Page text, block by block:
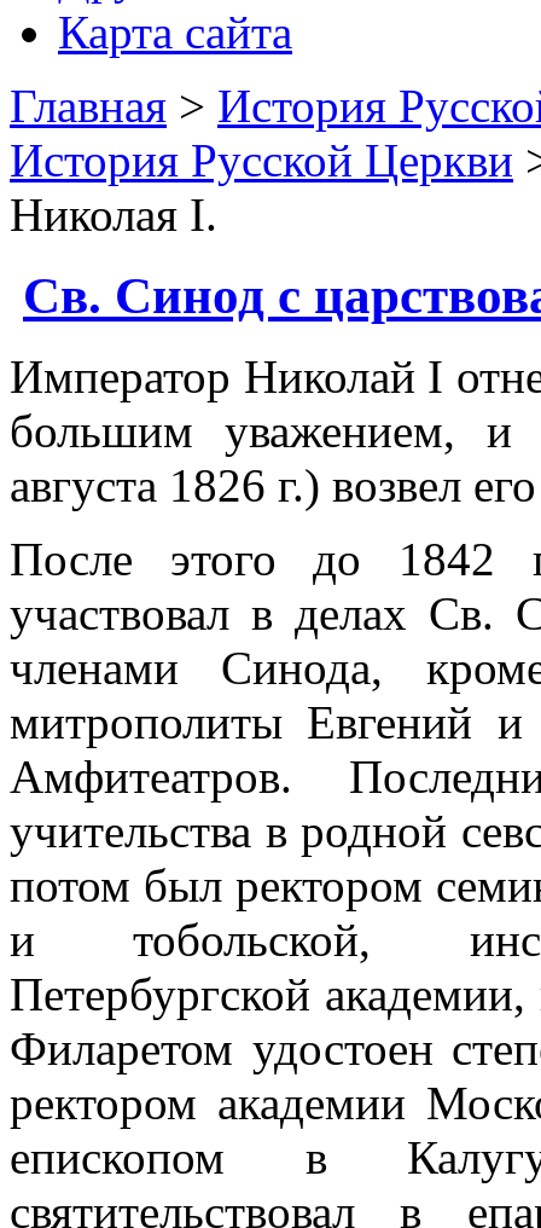
Карта сайта
Главная > История
История Русской Церкви
Николая I.
Св. Синод с
Император Николай I
большим уважением, и
августа 1826 г.) возвел
После этого до 1842
участвовал в делах Св.
членами Синода,
митрополиты Евгений
Амфитеатров.
учительства в родной
потом был ректором
и тобольской,
Петербургской
Филаретом удостоен
ректором академии
епископом в
святительствовал в